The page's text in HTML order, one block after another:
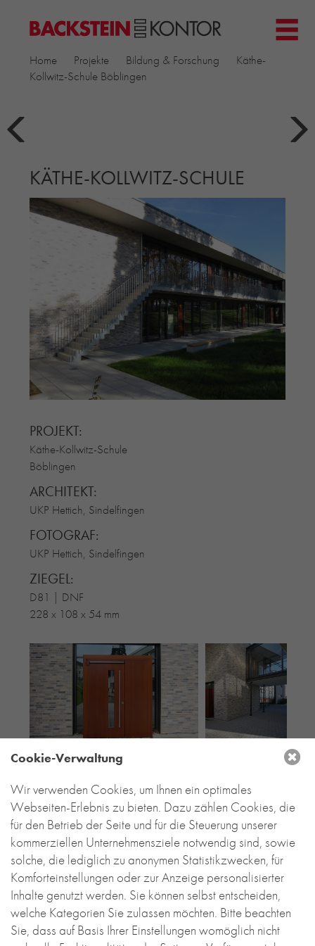
PROJEKTE
EINFAMILIENHÄUSER
ÖFFENTLICHE BAUTEN
BILDUNG & FORSCHUNG
PRODUKTE
RIEMCHENKOLLEKTIONEN TONWERK
ALLGEMEINE RIEMCHENKOLLEKTIONEN
PETERSEN TEGL
RECYCLING-ZIEGEL
RE-USE-ZIEGEL
GLASUR-ZIEGEL
RE-USE-MÖRTEL
FASSADENPLANUNG (SCHWEIZ)
ÜBER UNS
BLOG
Home Projekte Bildung & Forschung
Käthe-
Kollwitz-Schule Böblingen
KÄTHE-KOLLWITZ-SCHULE
PROJEKT:
Käthe-Kollwitz-Schule
Böblingen
ARCHITEKT:
UKP Hettich, Sindelfingen
FOTOGRAF:
UKP Hettich, Sindelfingen
ZIEGEL:
D81 | DNF
228 x 108 x 54 mm
Cookie-Verwaltung
Wir verwenden Cookies, um Ihnen ein optimales
Webseiten-Erlebnis zu bieten. Dazu zählen Cookies, die
für den Betrieb der Seite und für die Steuerung unserer
kommerziellen Unternehmensziele notwendig sind, sowie
solche, die lediglich zu anonymen Statistikzwecken, für
Komforteinstellungen oder zur Anzeige personalisierter
Inhalte genutzt werden. Sie können selbst entscheiden,
welche Kategorien Sie zulassen möchten. Bitte beachten
Sie, dass auf Basis Ihrer Einstellungen womöglich nicht